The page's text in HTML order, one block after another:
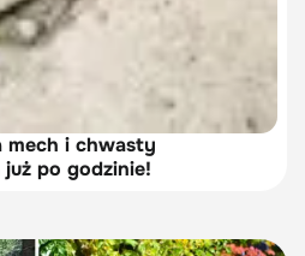
mech i chwasty
już po godzinie!